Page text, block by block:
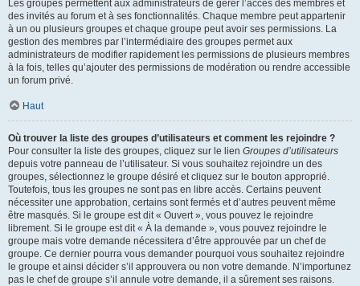
Les groupes permettent aux administrateurs de gérer l’accès des membres et
des invités au forum et à ses fonctionnalités. Chaque membre peut appartenir
à un ou plusieurs groupes et chaque groupe peut avoir ses permissions. La
gestion des membres par l’intermédiaire des groupes permet aux
administrateurs de modifier rapidement les permissions de plusieurs membres
à la fois, telles qu’ajouter des permissions de modération ou rendre accessible
un forum privé.
Haut
Où trouver la liste des groupes d’utilisateurs et comment les rejoindre ?
Pour consulter la liste des groupes, cliquez sur le lien Groupes d’utilisateurs
depuis votre panneau de l’utilisateur. Si vous souhaitez rejoindre un des
groupes, sélectionnez le groupe désiré et cliquez sur le bouton approprié.
Toutefois, tous les groupes ne sont pas en libre accès. Certains peuvent
nécessiter une approbation, certains sont fermés et d’autres peuvent même
être masqués. Si le groupe est dit « Ouvert », vous pouvez le rejoindre
librement. Si le groupe est dit « À la demande », vous pouvez rejoindre le
groupe mais votre demande nécessitera d’être approuvée par un chef de
groupe. Ce dernier pourra vous demander pourquoi vous souhaitez rejoindre
le groupe et ainsi décider s’il approuvera ou non votre demande. N’importunez
pas le chef de groupe s’il annule votre demande, il a sûrement ses raisons.